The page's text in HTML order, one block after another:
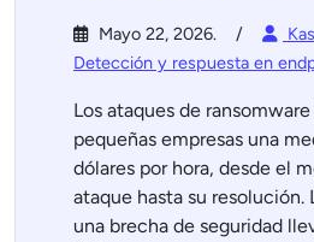
Mayo 22, 2026.
Detección y respuesta en
Los ataques de
pequeñas empresas una
dólares por hora, desde el
ataque hasta su resolución.
una brecha de seguridad